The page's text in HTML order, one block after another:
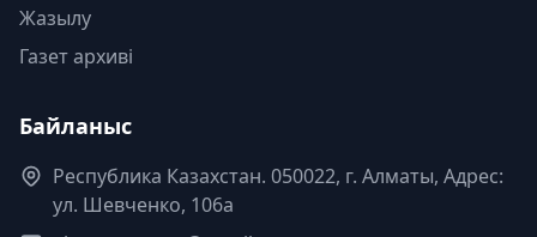
Жазылу
Газет архиві
Байланыс
Республика Казахстан. 050022, г. Алматы, Адрес:
ул. Шевченко, 106а